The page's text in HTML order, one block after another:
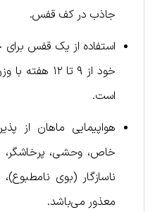
جاذب در کف قفس.
است.
هواپیمایی ماهان از
خاص، وحشی، پرخاشگر،
ناسازگار (بوی
معذور می‌باشد.